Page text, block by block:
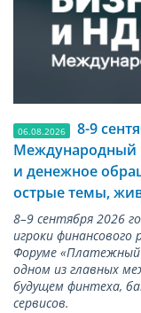
06.08.2026
8-9
Международный
и денежное
острые темы,
8–9 сентября 2026
игроки
Форуме «Платежный
одном из главных
будущем финтеха,
сервисов.